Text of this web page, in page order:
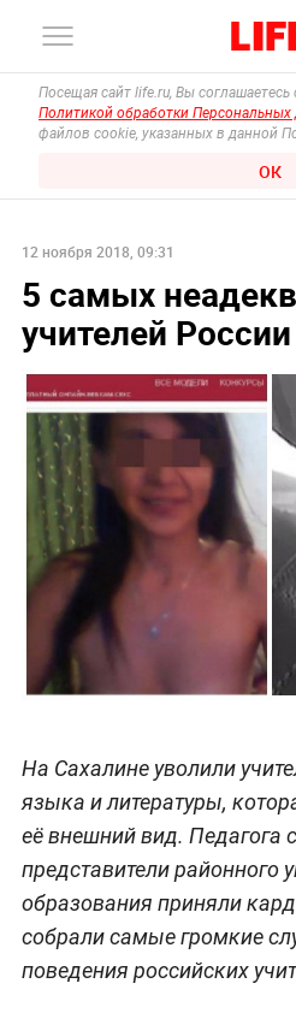
Посещая сайт life.ru, Вы
Политикой обработки Персональных
файлов cookie, указанных в данной
ОК
12 ноября 2018, 09:31
5 самых
учителей России
На Сахалине уволили
языка и литературы,
её внешний вид. Педагога
представители районного
образования приняли
собрали самые громкие
поведения российских